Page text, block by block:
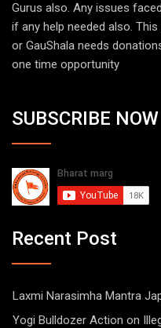
Gurus also. Any issues
if any help needed also.
or GauShala needs
one time opportunity
SUBSCRIBE NOW
Recent Post
Laxmi Narasimha Mantra
Yogi Bulldozer Action on